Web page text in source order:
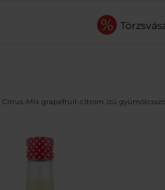
Citrus-Mix grapefruit-citrom ízű